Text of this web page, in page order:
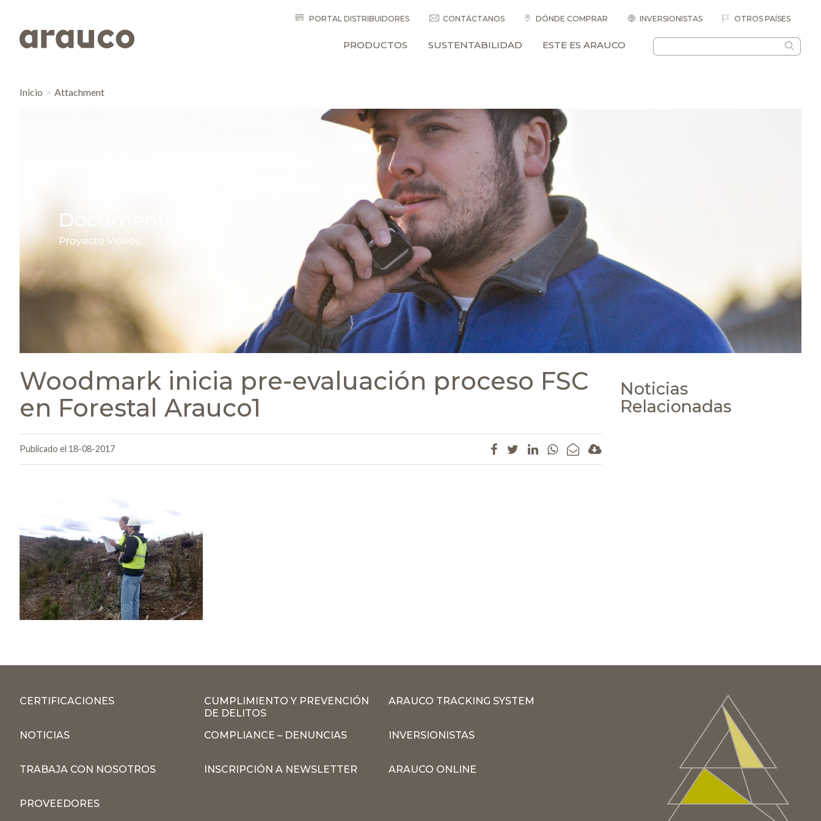
PORTAL DISTRIBUIDORES CONTÁCTANOS DÓNDE COMPRAR INVERSIONISTAS OTROS PAÍSES
PRODUCTOS SUSTENTABILIDAD ESTE ES ARAUCO
Inicio Attachment
Documentos
Proyecto Videos
Woodmark inicia pre-evaluación proceso FSC
en Forestal Arauco1
Publicado el 18-08-2017
Noticias
Relacionadas
CERTIFICACIONES
CUMPLIMIENTO Y PREVENCIÓN
DE DELITOS
ARAUCO TRACKING SYSTEM
NOTICIAS COMPLIANCE – DENUNCIAS INVERSIONISTAS
TRABAJA CON NOSOTROS INSCRIPCIÓN A NEWSLETTER ARAUCO ONLINE
PROVEEDORES